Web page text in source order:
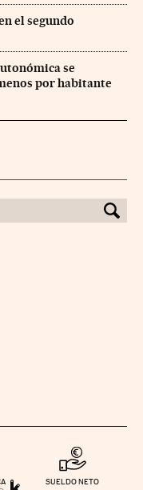
el segundo
se
por habitante
SUELDO NETO